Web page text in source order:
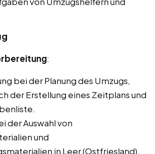
:
bei der Planung des Umzugs,
der Erstellung eines Zeitplans und
der Auswahl von
und
in Leer (Ostfriesland).